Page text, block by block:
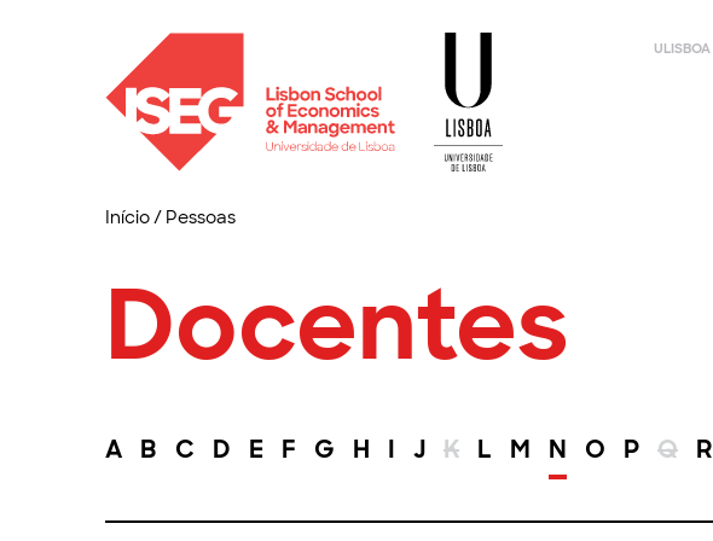
ULISBOA
Início/ Pessoas
Docentes
A B C D E F G H I J K L M N O P Q R